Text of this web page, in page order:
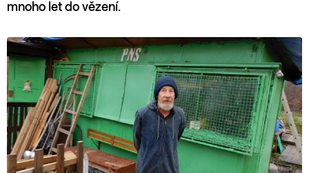
mnoho let do vězení.